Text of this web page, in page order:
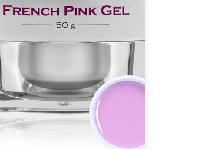
прочные УФ-гели, которые
отверждаются за 1 минуту. (мин. 36
Вт, ультрафиолетовый свет). В CCFL